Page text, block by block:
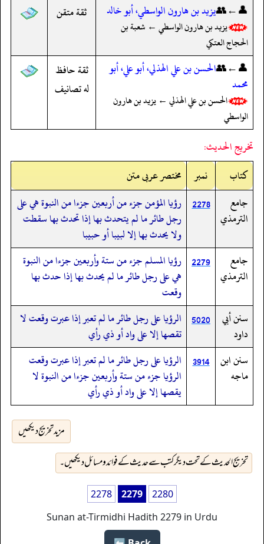
👤←👥يزيد بن هارون الواسطي، أبو خالد
يزيد بن هارون الواسطي ← شعبة بن
الحجاج العتكي
ثقة متقن
👤←👥الحسن بن علي الهذلي، أبو علي، أبو
محمد
الحسن بن علي الهذلي ← يزيد بن هارون
الواسطي
ثقة حافظ
له تصانيف
تخريج الحديث:
کتاب
نمبر
مختصر عربی متن
جامع
الترمذي
2278 رؤيا المؤمن جزء من أربعين جزءا من النبوة هي على
رجل طائر ما لم يتحدث بها إذا تحدث بها سقطت
ولا يحدث بها إلا لبيبا أو حبيبا
جامع
الترمذي
2279 رؤيا المسلم جزء من ستة وأربعين جزءا من النبوة
هي على رجل طائر ما لم يحدث بها إذا حدث بها
وقعت
سنن أبي
داود
5020 الرؤيا على رجل طائر ما لم تعبر إذا عبرت وقعت لا
تقصها إلا على واد أو ذي رأي
سنن ابن
ماجه
3914
الرؤيا على رجل طائر ما لم تعبر إذا عبرت وقعت
الرؤيا جزء من ستة وأربعين جزءا من النبوة لا
يقصها إلا على واد أو ذي رأي
مزید تخریج دیکھیں
تخریج الحدیث کے تحت دیگر کتب سے حدیث کے فوائد و مسائل دیکھیں۔
2278 2279
2280
Sunan at-Tirmidhi Hadith 2279 in Urdu